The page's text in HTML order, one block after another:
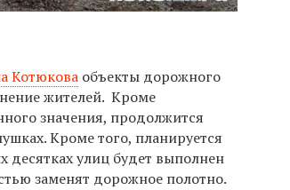
Котюкова объекты дорожного
жителей. Кроме
значения, продолжится
Кроме того, планируется
десятках улиц будет выполнен
заменят дорожное полотно.